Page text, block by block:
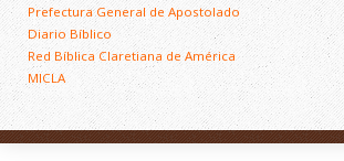
Prefectura General de Apostolado
Diario Bíblico
Red Bíblica Claretiana de América
MICLA